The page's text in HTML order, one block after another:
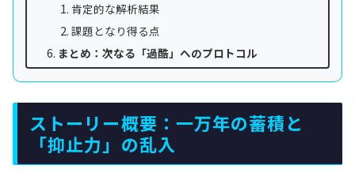
肯定的な解析結果
課題となり得る点
まとめ：次なる「過酷」へのプロトコル
ストーリー概要：一万年の蓄積と
「抑止力」の乱入